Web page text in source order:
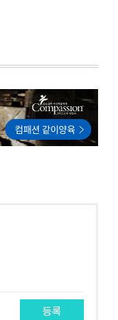
등록